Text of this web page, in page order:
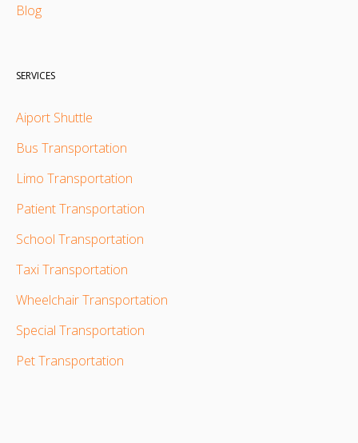
Blog
SERVICES
Aiport Shuttle
Bus Transportation
Limo Transportation
Patient Transportation
School Transportation
Taxi Transportation
Wheelchair Transportation
Special Transportation
Pet Transportation